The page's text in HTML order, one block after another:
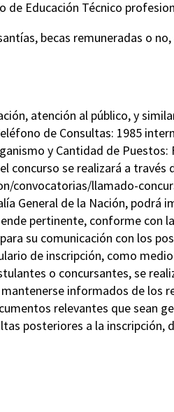
de Educación Técnico
becas remuneradas o
atención al público, y
éfono de Consultas: 1985
y Cantidad de Puestos:
concurso se realizará a través
convocatorias/llamado-
General de la Nación, podrá
pertinente, conforme con
su comunicación con los
de inscripción, como
o concursantes, se
informados de los
relevantes que sean
posteriores a la inscripción,